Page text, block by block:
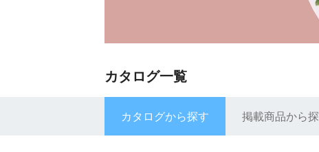
カタログ一覧
カタログから探す 掲載商品から